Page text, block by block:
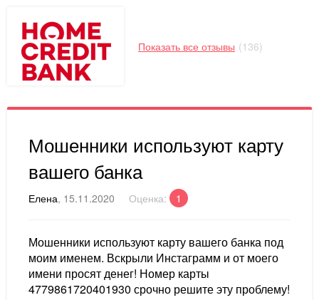
Показать все отзывы (136)
Мошенники используют карту
вашего банка
Елена, 15.11.2020 Оценка: 1
Мошенники используют карту вашего банка под
моим именем. Вскрыли Инстаграмм и от моего
имени просят денег! Номер карты
4779861720401930 срочно решите эту проблему!